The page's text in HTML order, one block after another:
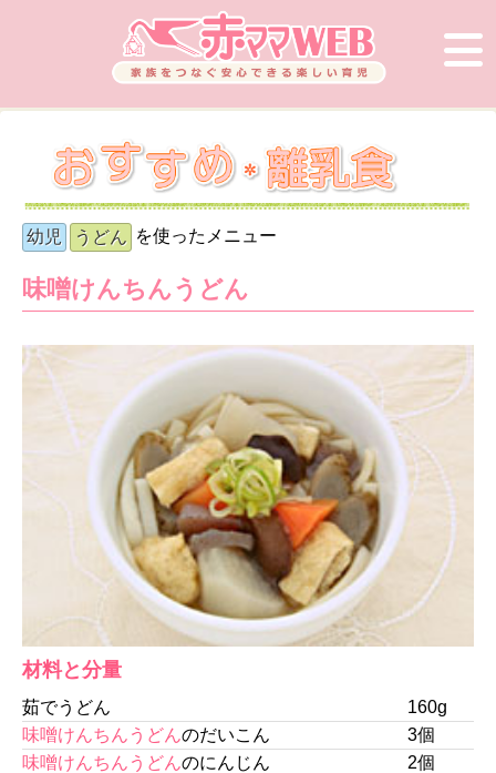
幼児 うどん を使ったメニュー
味噌けんちんうどん
材料と分量
茹でうどん
160g
味噌けんちんうどんのだいこん
3個
味噌けんちんうどんのにんじん
2個